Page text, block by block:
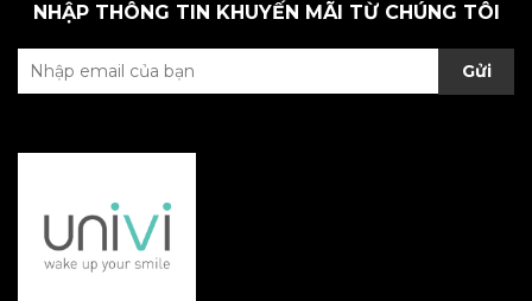
NHẬP THÔNG TIN KHUYẾN MÃI TỪ CHÚNG TÔI
Gửi